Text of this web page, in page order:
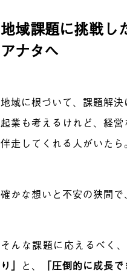
地域課題に挑戦し
アナタへ
地域に根づいて、課題解決
起業も考えるけれど、経
伴走してくれる人がいたら
確かな想いと不安の狭間
そんな課題に応えるべく、
り」 と、 「圧倒的に成長